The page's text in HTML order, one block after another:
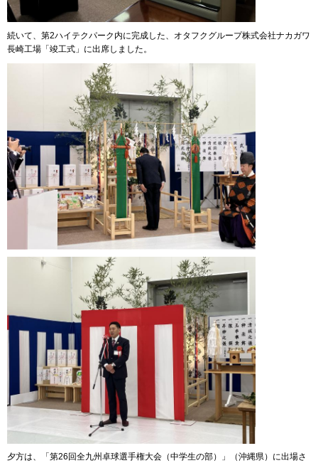
続いて、第2ハイテクパーク内に完成した、オタフクグループ株式会社ナカガワ
長崎工場「竣工式」に出席しました。
夕方は、「第26回全九州卓球選手権大会（中学生の部）」（沖縄県）に出場さ